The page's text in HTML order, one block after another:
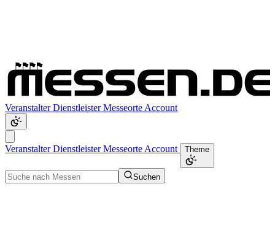
VeranstalterDienstleisterMesseorte Account
VeranstalterDienstleisterMesseorte Account Theme
Suchen